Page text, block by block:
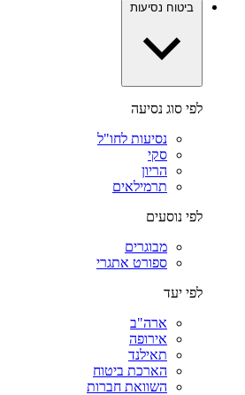
ביטוח נסיעות
לפי סוג נסיעה
נסיעות לחו"ל
סקי
הריון
תרמילאים
לפי נוסעים
מבוגרים
ספורט אתגרי
לפי יעד
ארה"ב
אירופה
תאילנד
הארכת ביטוח
השוואת חברות